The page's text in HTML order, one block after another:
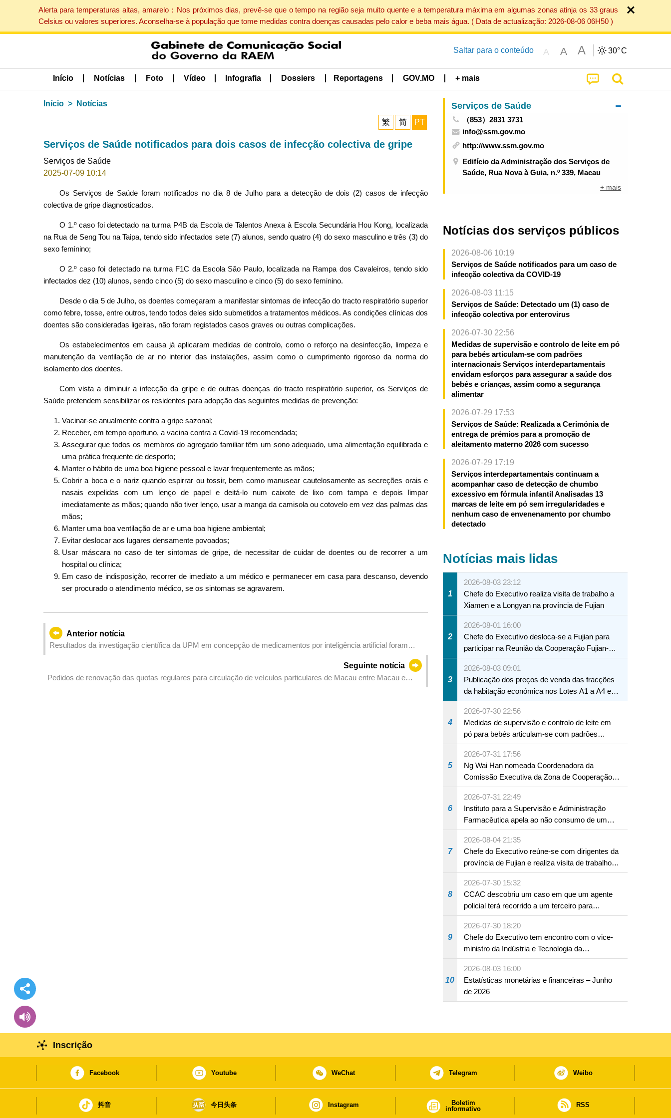
Alerta para temperaturas altas, amarelo：Nos próximos dias, prevê-se que o tempo na região seja muito quente e a temperatura máxima em algumas zonas atinja os 33 graus
Celsius ou valores superiores. Aconselha-se à população que tome medidas contra doenças causadas pelo calor e beba mais água. ( Data de actualização: 2026-08-06 06H50 )
Saltar para o conteúdo A A A 30°C
Início Notícias Foto Vídeo Infografia Dossiers Reportagens GOV.MO + mais
Início Notícias
繁 简 PT
Serviços de Saúde notificados para dois casos de infecção colectiva de gripe
Serviços de Saúde
2025-07-09 10:14
Os Serviços de Saúde foram notificados no dia 8 de Julho para a detecção de dois (2) casos de infecção
colectiva de gripe diagnosticados.
O 1.º caso foi detectado na turma P4B da Escola de Talentos Anexa à Escola Secundária Hou Kong, localizada
na Rua de Seng Tou na Taipa, tendo sido infectados sete (7) alunos, sendo quatro (4) do sexo masculino e três (3) do
sexo feminino;
O 2.º caso foi detectado na turma F1C da Escola São Paulo, localizada na Rampa dos Cavaleiros, tendo sido
infectados dez (10) alunos, sendo cinco (5) do sexo masculino e cinco (5) do sexo feminino.
Desde o dia 5 de Julho, os doentes começaram a manifestar sintomas de infecção do tracto respiratório superior
como febre, tosse, entre outros, tendo todos deles sido submetidos a tratamentos médicos. As condições clínicas dos
doentes são consideradas ligeiras, não foram registados casos graves ou outras complicações.
Os estabelecimentos em causa já aplicaram medidas de controlo, como o reforço na desinfecção, limpeza e
manutenção da ventilação de ar no interior das instalações, assim como o cumprimento rigoroso da norma do
isolamento dos doentes.
Com vista a diminuir a infecção da gripe e de outras doenças do tracto respiratório superior, os Serviços de
Saúde pretendem sensibilizar os residentes para adopção das seguintes medidas de prevenção:
Vacinar-se anualmente contra a gripe sazonal;
Receber, em tempo oportuno, a vacina contra a Covid-19 recomendada;
Assegurar que todos os membros do agregado familiar têm um sono adequado, uma alimentação equilibrada e
uma prática frequente de desporto;
Manter o hábito de uma boa higiene pessoal e lavar frequentemente as mãos;
Cobrir a boca e o nariz quando espirrar ou tossir, bem como manusear cautelosamente as secreções orais e
nasais expelidas com um lenço de papel e deitá-lo num caixote de lixo com tampa e depois limpar
imediatamente as mãos; quando não tiver lenço, usar a manga da camisola ou cotovelo em vez das palmas das
mãos;
Manter uma boa ventilação de ar e uma boa higiene ambiental;
Evitar deslocar aos lugares densamente povoados;
Usar máscara no caso de ter sintomas de gripe, de necessitar de cuidar de doentes ou de recorrer a um
hospital ou clínica;
Em caso de indisposição, recorrer de imediato a um médico e permanecer em casa para descanso, devendo
ser procurado o atendimento médico, se os sintomas se agravarem.
Anterior notícia
Resultados da investigação científica da UPM em concepção de medicamentos por inteligência artificial foram
Seguinte notícia
Pedidos de renovação das quotas regulares para circulação de veículos particulares de Macau entre Macau e
Serviços de Saúde
（853）2831 3731
info@ssm.gov.mo
http://www.ssm.gov.mo
Edifício da Administração dos Serviços de
Saúde, Rua Nova à Guia, n.º 339, Macau
+ mais
Notícias dos serviços públicos
2026-08-06 10:19
Serviços de Saúde notificados para um caso de
infecção colectiva da COVID-19
2026-08-03 11:15
Serviços de Saúde: Detectado um (1) caso de
infecção colectiva por enterovirus
2026-07-30 22:56
Medidas de supervisão e controlo de leite em pó
para bebés articulam-se com padrões
internacionais Serviços interdepartamentais
envidam esforços para assegurar a saúde dos
bebés e crianças, assim como a segurança
alimentar
2026-07-29 17:53
Serviços de Saúde: Realizada a Cerimónia de
entrega de prémios para a promoção de
aleitamento materno 2026 com sucesso
2026-07-29 17:19
Serviços interdepartamentais continuam a
acompanhar caso de detecção de chumbo
excessivo em fórmula infantil Analisadas 13
marcas de leite em pó sem irregularidades e
nenhum caso de envenenamento por chumbo
detectado
Notícias mais lidas
1
2026-08-03 23:12
Chefe do Executivo realiza visita de trabalho a
Xiamen e a Longyan na província de Fujian
2
2026-08-01 16:00
Chefe do Executivo desloca-se a Fujian para
participar na Reunião da Cooperação Fujian-
Macau
3
2026-08-03 09:01
Publicação dos preços de venda das fracções
da habitação económica nos Lotes A1 a A4 e
A12 da Zona A dos Novos Aterros
4
2026-07-30 22:56
Medidas de supervisão e controlo de leite em
pó para bebés articulam-se com padrões
internacionais Serviços interdepartamentais
envidam esforços para assegurar a saúde dos
bebés e crianças, assim como a segurança
alimentar
5
2026-07-31 17:56
Ng Wai Han nomeada Coordenadora da
Comissão Executiva da Zona de Cooperação
Aprofundada entre Guangdong e Macau em
Hengqin
6
2026-07-31 22:49
Instituto para a Supervisão e Administração
Farmacêutica apela ao não consumo de um
produto com substâncias medicamentosas
ocidentais
7
2026-08-04 21:35
Chefe do Executivo reúne-se com dirigentes da
província de Fujian e realiza visita de trabalho
em Fuzhou
8
2026-07-30 15:32
CCAC descobriu um caso em que um agente
policial terá recorrido a um terceiro para
assumir por si a culpa na sequência de uma
infracção rodoviária
9
2026-07-30 18:20
Chefe do Executivo tem encontro com o vice-
ministro da Indústria e Tecnologia da
Informação
10
2026-08-03 16:00
Estatísticas monetárias e financeiras – Junho
de 2026
Inscrição
Facebook Youtube WeChat Telegram Weibo
抖音 今日头条 Instagram
Boletim
informativo
RSS